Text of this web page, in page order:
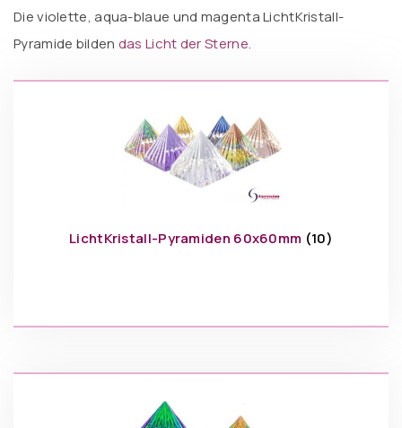
Die violette, aqua-blaue und magenta LichtKristall-
Pyramide bilden das Licht der Sterne.
LichtKristall-Pyramiden 60x60mm (10)